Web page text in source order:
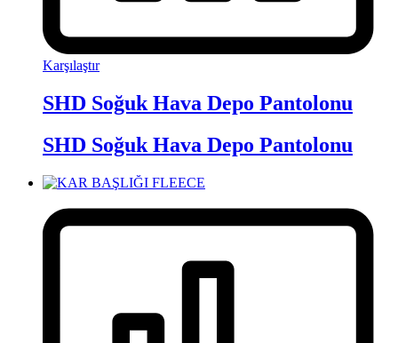
Karşılaştır
SHD Soğuk Hava Depo Pantolonu
SHD Soğuk Hava Depo Pantolonu